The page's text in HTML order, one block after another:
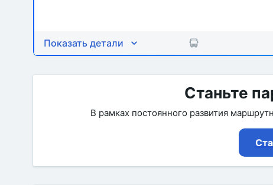
Показать детали
Станьте
В рамках постоянного развития